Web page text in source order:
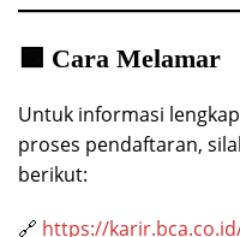
🟪 Cara Melamar
Untuk informasi
proses pendaftaran,
berikut:
🔗 https://